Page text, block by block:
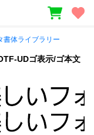
書体ライブラリー
UDゴ表示/ゴ本文